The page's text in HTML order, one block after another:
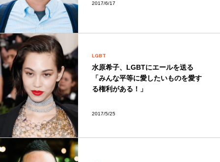
2017/6/17
LGBT
水原希子、LGBTにエールを送る
「みんな平等に愛したいものを愛す
る権利がある！」
2017/5/25